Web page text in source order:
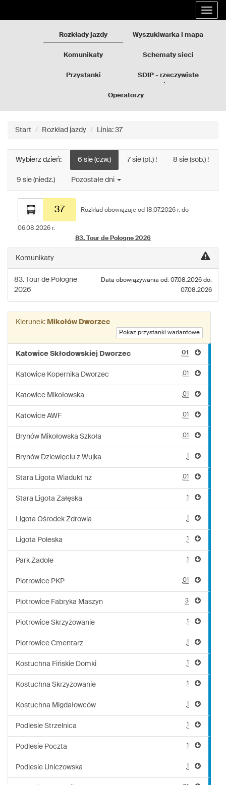
Rozkłady jazdy Wyszukiwarka i mapa
Komunikaty Schematy sieci
Przystanki
SDIP - rzeczywiste
Operatorzy
Start Rozkład jazdy Linia: 37
Wybierz dzień: 6 sie (czw.) 7 sie (pt.) ! 8 sie (sob.) !
9 sie (niedz.) Pozostałe dni
37
jazdy
37
Rozkład obowiązuje od 18.07.2026 r. do
06.08.2026 r.
83. Tour de Pologne 2026
Komunikaty
83. Tour de Pologne
2026
Data obowiązywania od: 07.08.2026 do:
07.08.2026
Kierunek: Mikołów Dworzec
Pokaż przystanki wariantowe
Katowice Skłodowskiej Dworzec 01
Katowice Kopernika Dworzec 01
Katowice Mikołowska 01
Katowice AWF 01
Brynów Mikołowska Szkoła 01
Brynów Dziewięciu z Wujka 1
Stara Ligota Wiadukt nż 01
Stara Ligota Załęska 1
Ligota Ośrodek Zdrowia 1
Ligota Poleska 1
Park Zadole 1
Piotrowice PKP 01
Piotrowice Fabryka Maszyn 3
Piotrowice Skrzyżowanie 1
Piotrowice Cmentarz 1
Kostuchna Fińskie Domki 1
Kostuchna Skrzyżowanie 1
Kostuchna Migdałowców 1
Podlesie Strzelnica 1
Podlesie Poczta 1
Podlesie Uniczowska 1